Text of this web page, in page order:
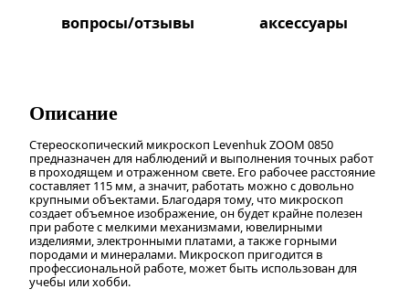
вопросы/отзывы аксессуары
Описание
Стереоскопический микроскоп Levenhuk ZOOM 0850
предназначен для наблюдений и выполнения точных работ
в проходящем и отраженном свете. Его рабочее расстояние
составляет 115 мм, а значит, работать можно с довольно
крупными объектами. Благодаря тому, что микроскоп
создает объемное изображение, он будет крайне полезен
при работе с мелкими механизмами, ювелирными
изделиями, электронными платами, а также горными
породами и минералами. Микроскоп пригодится в
профессиональной работе, может быть использован для
учебы или хобби.